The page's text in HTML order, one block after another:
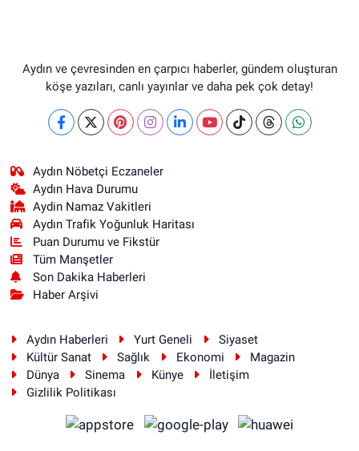
Aydın ve çevresinden en çarpıcı haberler, gündem oluşturan
köşe yazıları, canlı yayınlar ve daha pek çok detay!
Aydın Nöbetçi Eczaneler
Aydın Hava Durumu
Aydin Namaz Vakitleri
Aydın Trafik Yoğunluk Haritası
Puan Durumu ve Fikstür
Tüm Manşetler
Son Dakika Haberleri
Haber Arşivi
Aydın Haberleri Yurt Geneli
Siyaset
Kültür Sanat
Sağlık Ekonomi
Magazin
Dünya
Sinema Künye
İletişim
Gizlilik Politikası